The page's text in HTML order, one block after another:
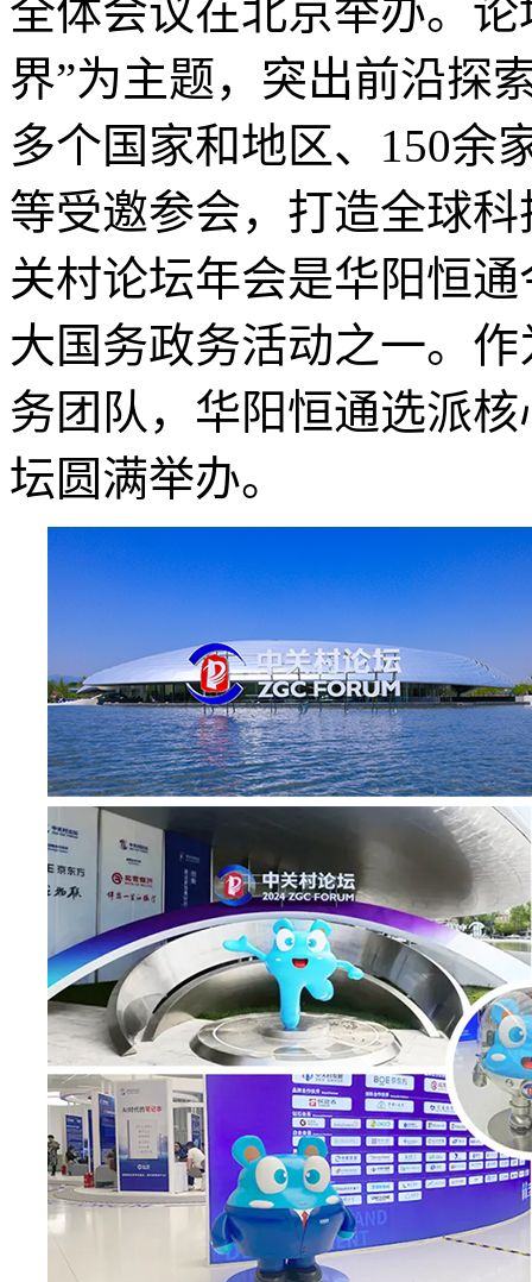
全体会议在北京举办。
界”为主题，突出前沿探
多个国家和地区、150余
等受邀参会，打造全球
关村论坛年会是华阳恒
大国务政务活动之一。
务团队，华阳恒通选派
坛圆满举办。